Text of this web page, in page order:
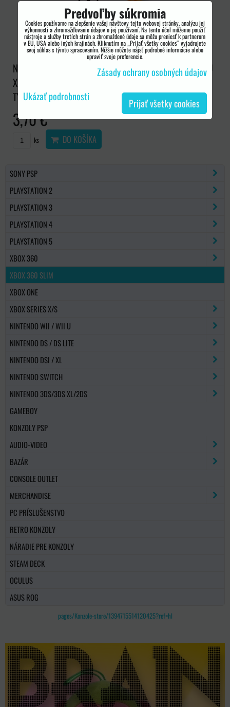
NOVINKA V PONUKE, ŠPECIÁLNE NÁRADIE PRE KONZOLU
XBOX 360, SKRUTKOVAČ PRE OTVORENIE OVLÁDAČE,
TYP...
3,70 €
ks DO KOŠÍKA
SONY PSP
PLAYSTATION 2
PLAYSTATION 3
PLAYSTATION 4
PLAYSTATION 5
XBOX 360
XBOX 360 SLIM
XBOX ONE
XBOX SERIES X/S
NINTENDO WII / WII U
NINTENDO DS / DS LITE
NINTENDO DSI / XL
NINTENDO SWITCH
NINTENDO 3DS/3DS XL/2DS
GAMEBOY
KONZOLY PSP
AUDIO-VIDEO
BAZÁR
CONSOLE OUTLET
MERCHANDISE
PC PRÍSLUŠENSTVO
RETRO KONZOLY
NÁRADIE PRE KONZOLY
STEAM DECK
OCULUS
ASUS ROG
pages/Konzole-store/1394715514120425?ref=hl
Predvoľby súkromia
Cookies používame na zlepšenie vašej návštevy tejto webovej stránky, analýzu jej
výkonnosti a zhromažďovanie údajov o jej používaní. Na tento účel môžeme použiť
nástroje a služby tretích strán a zhromaždené údaje sa môžu preniesť k partnerom
v EÚ, USA alebo iných krajinách. Kliknutím na „Prijať všetky cookies“ vyjadrujete
svoj súhlas s týmto spracovaním. Nižšie môžete nájsť podrobné informácie alebo
upraviť svoje preferencie.
Zásady ochrany osobných údajov
Ukázať podrobnosti
Prijať všetky cookies